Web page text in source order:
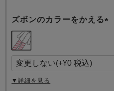
ズボンのカラーをかえる
須
)
▼詳細を見る